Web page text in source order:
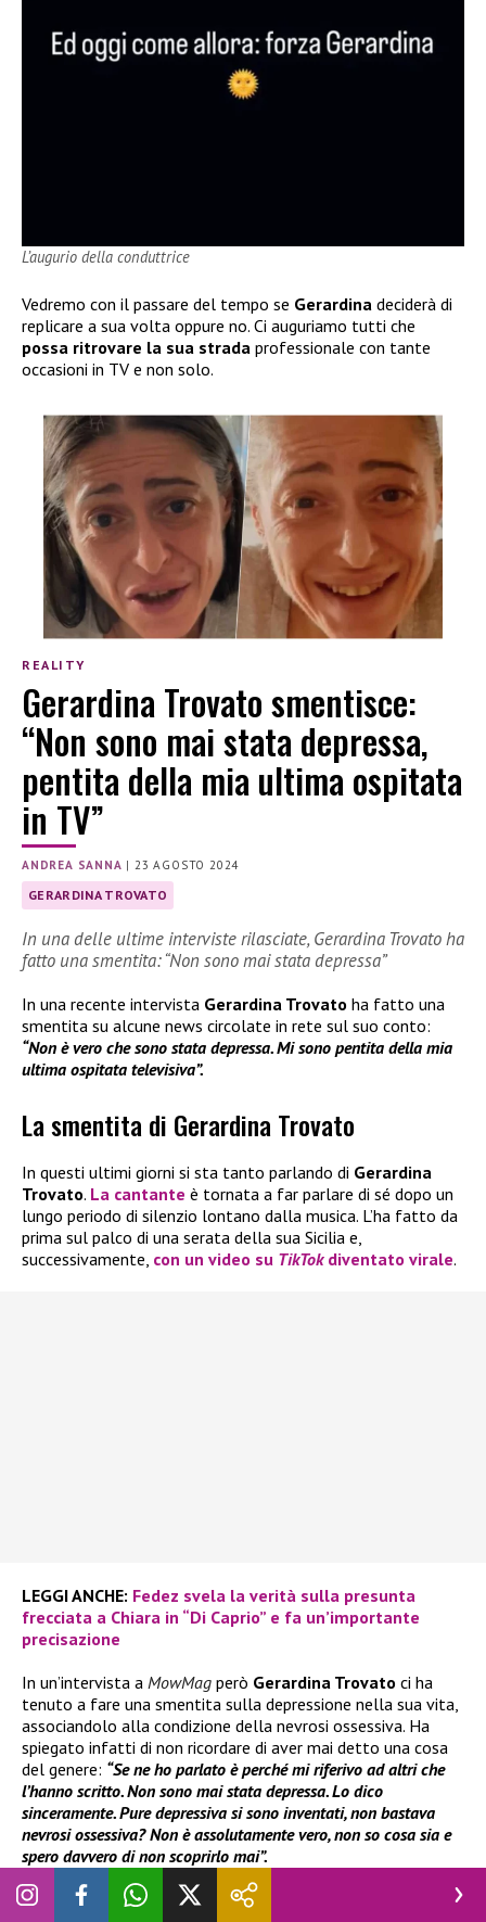
L’augurio della conduttrice
Vedremo con il passare del tempo se Gerardina deciderà di
replicare a sua volta oppure no. Ci auguriamo tutti che
possa ritrovare la sua strada professionale con tante
occasioni in TV e non solo.
REALITY
Gerardina Trovato smentisce:
“Non sono mai stata depressa,
pentita della mia ultima ospitata
in TV”
ANDREA SANNA |23 AGOSTO 2024
GERARDINA TROVATO
In una delle ultime interviste rilasciate, Gerardina Trovato ha
fatto una smentita: “Non sono mai stata depressa”
In una recente intervista Gerardina Trovato ha fatto una
smentita su alcune news circolate in rete sul suo conto:
“Non è vero che sono stata depressa. Mi sono pentita della mia
ultima ospitata televisiva”.
La smentita di Gerardina Trovato
In questi ultimi giorni si sta tanto parlando di Gerardina
Trovato. La cantante è tornata a far parlare di sé dopo un
lungo periodo di silenzio lontano dalla musica. L’ha fatto da
prima sul palco di una serata della sua Sicilia e,
successivamente, con un video su TikTokdiventato virale.
LEGGI ANCHE: Fedez svela la verità sulla presunta
frecciata a Chiara in “Di Caprio” e fa un’importante
precisazione
In un’intervista a MowMag però Gerardina Trovato ci ha
tenuto a fare una smentita sulla depressione nella sua vita,
associandolo alla condizione della nevrosi ossessiva. Ha
spiegato infatti di non ricordare di aver mai detto una cosa
del genere: “Se ne ho parlato è perché mi riferivo ad altri che
l’hanno scritto. Non sono mai stata depressa. Lo dico
sinceramente. Pure depressiva si sono inventati, non bastava
nevrosi ossessiva? Non è assolutamente vero, non so cosa sia e
spero davvero di non scoprirlo mai”.